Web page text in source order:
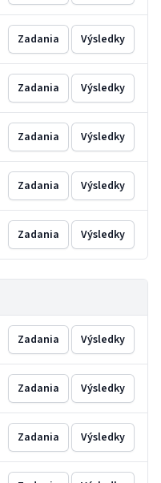
Zadania Výsledky
Zadania Výsledky
Zadania Výsledky
Zadania Výsledky
Zadania Výsledky
Zadania Výsledky
Zadania Výsledky
Zadania Výsledky